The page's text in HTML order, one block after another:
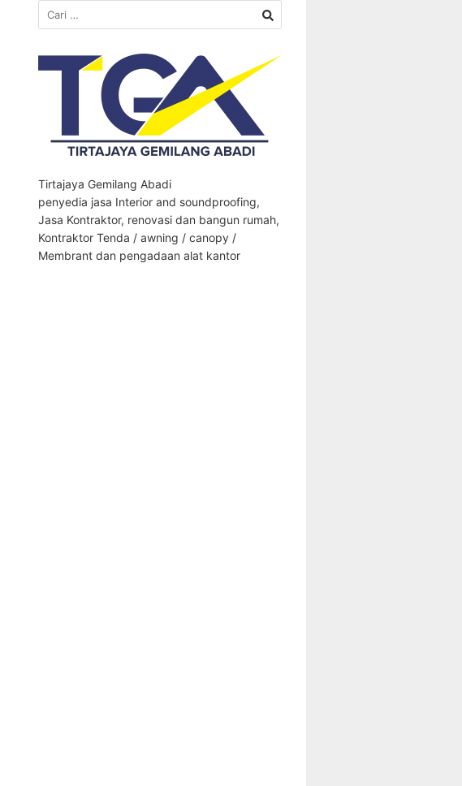
Cari
untuk:
Tirtajaya Gemilang Abadi
penyedia jasa Interior and soundproofing,
Jasa Kontraktor, renovasi dan bangun rumah,
Kontraktor Tenda / awning / canopy /
Membrant dan pengadaan alat kantor